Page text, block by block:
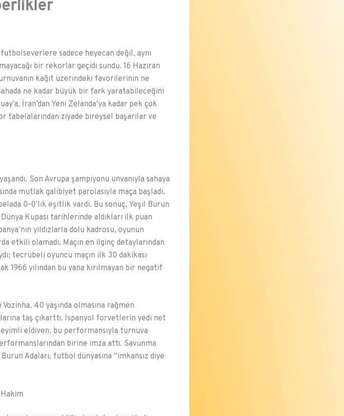
futbolseverlere sadece heyecan değil, aynı
bir rekorlar geçidi sundu. 16 Haziran
kağıt üzerindeki favorilerinin ne
ne kadar büyük bir fark yaratabileceğini
İran’dan Yeni Zelanda’ya kadar pek çok
tabelalarından ziyade bireysel başarılar ve
Son Avrupa şampiyonu unvanıyla sahaya
mutlak galibiyet parolasıyla maça başladı.
0-0’lık eşitlik vardı. Bu sonuç, Yeşil Burun
Kupası tarihlerinde aldıkları ilk puan
yıldızlarla dolu kadrosu, oyunun
etkili olamadı. Maçın en ilginç detaylarından
tecrübeli oyuncu maçın ilk 30 dakikası
1966 yılından bu yana kırılmayan bir negatif
40 yaşında olmasına rağmen
taş çıkarttı. İspanyol forvetlerin yedi net
eldiven, bu performansıyla turnuva
birine imza attı. Savunma
Adaları, futbol dünyasına “imkansız diye